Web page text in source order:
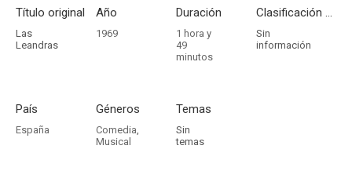
Título original
Las
Leandras
Año
1969
Duración
1 hora y
49
minutos
Clasificación por edades
Sin
información
País
España
Géneros
Comedia,
Musical
Temas
Sin
temas